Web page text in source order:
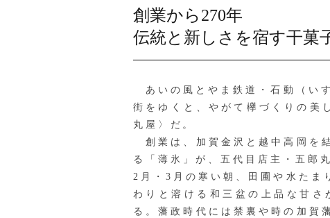
創業から270年
伝統と新しさを宿す干菓
あいの風とやま鉄道・石動（い
街をゆくと、やがて欅づくりの美
丸屋〉だ。
創業は、加賀金沢と越中高岡を
る「薄氷」が、五代目店主・五郎
2月・3月の寒い朝、田圃や水たま
わりと溶ける和三盆の上品な甘
る。藩政時代には禁裏や時の加賀